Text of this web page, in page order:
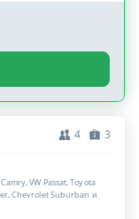
4 3
VW Passat, Toyota
Chevrolet Suburban и